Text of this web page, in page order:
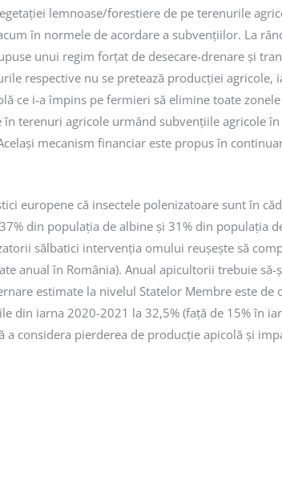
lemnoase/forestiere de pe terenurile
în normele de acordare a subvențiilor. La
unui regim forțat de desecare-drenare și
respective nu se pretează producției
ce i-a împins pe fermieri să elimine toate
terenuri agricole urmând subvențiile agricole
mecanism financiar este propus în
europene că insectele polenizatoare sunt în
din populația de albine și 31% din populația
sălbatici intervenția omului reușește să
anual în România). Anual apicultorii trebuie să-
estimate la nivelul Statelor Membre este
din iarna 2020-2021 la 32,5% (față de 15% în
considera pierderea de producție apicolă și